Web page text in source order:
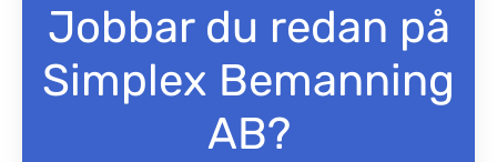
Jobbar du redan på
Simplex Bemanning
AB?